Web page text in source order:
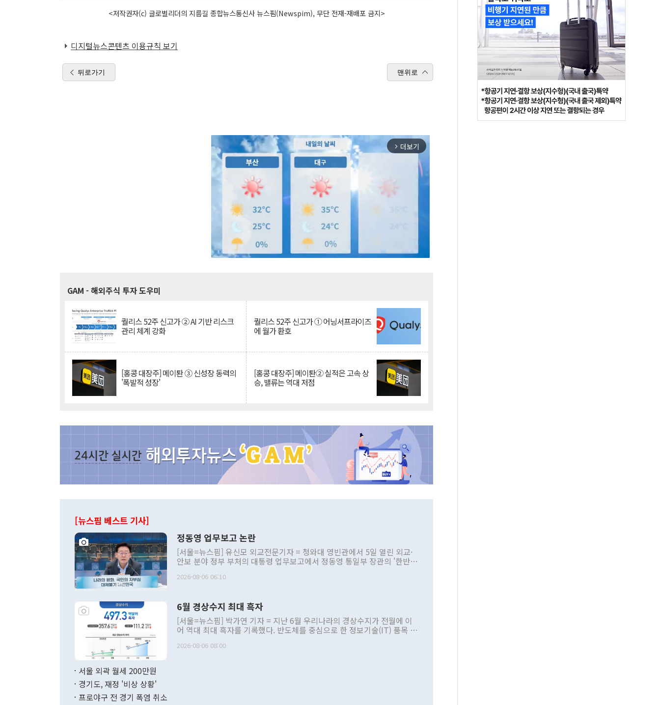
<저작권자(c) 글로벌리더의 지름길 종합뉴스통신사 뉴스핌(Newspim), 무단 전재-재배포 금지>
디지털뉴스콘텐츠 이용규칙 보기
뒤로가기 맨위로
arrow_forward_ios 더보기
GAM - 해외주식 투자 도우미
퀄리스 52주 신고가 ② AI 기반 리스크
관리 체계 강화
퀄리스 52주 신고가 ① 어닝서프라이즈
에 월가 환호
[홍콩 대장주] 메이퇀 ③ 신성장 동력의
'폭발적 성장'
[홍콩 대장주] 메이퇀② 실적은 고속 상
승, 밸류는 역대 저점
[뉴스핌 베스트 기사]
정동영 업무보고 논란
[서울=뉴스핌] 유신모 외교전문기자 = 청와대 영빈관에서 5일 열린 외교·
안보 분야 정부 부처의 대통령 업무보고에서 정동영 통일부 장관의 '한반도
발언 중에는 정부 내 조율을 거치지 않은 사안을 정책으로 추진하겠다고 공
주의적 희망에 근거한 비현실적 구상'이라는 비판을 내놨다. 그동안 정 장
관의 대북 정책 관련 발언이 물의를 빚은 적은 여러 번 있지만 대통령과 유
관 부처 장관이 공개적으로 부정적 입장을 표명한 것은 이례적이다. 정 장
관의 무리한 대북 접근법과 월권을 제어해야 한다는 목소리도 높아지고 있
다. [정동영 통일부 장관이 지난달 23일 오후 서울 종로구 정부서울청사에
2026-08-06 06:10
6월 경상수지 최대 흑자
[서울=뉴스핌] 박가연 기자 = 지난 6월 우리나라의 경상수지가 전월에 이
어 역대 최대 흑자를 기록했다. 반도체를 중심으로 한 정보기술(IT) 품목 수
료=한국은행] 한국은행이 6일 발표한 '2026년 6월 국제수지(잠정)'에 따르
2026-08-06 08:00
서울 외곽 월세 200만원
경기도, 재정 '비상 상황'
프로야구 전 경기 폭염 취소